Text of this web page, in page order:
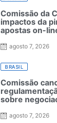
Comissão da
impactos da
apostas on-
agosto 7, 2026
BRASIL
Comissão
sobre
agosto 7, 2026